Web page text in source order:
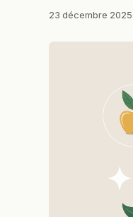
23 décembre 2025